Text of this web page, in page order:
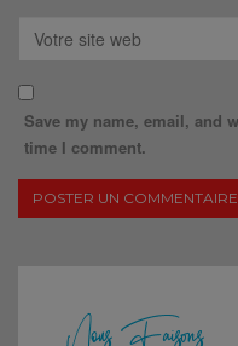
Save my name, email, and
time I comment.